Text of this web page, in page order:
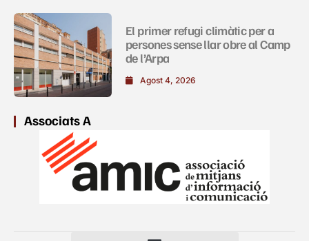
El primer refugi climàtic per a
persones sense llar obre al Camp
de l’Arpa
Agost 4, 2026
Associats A